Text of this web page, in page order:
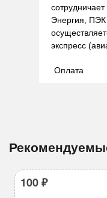
Энергия,
экспресс
Оплата
100₽